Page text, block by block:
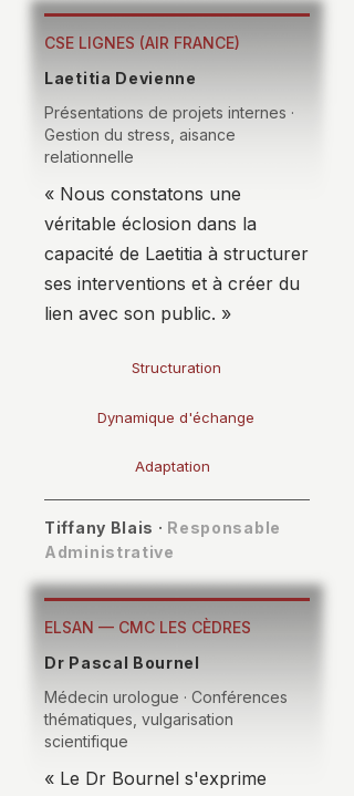
CSE LIGNES (AIR FRANCE)
Laetitia Devienne
Présentations de projets internes ·
Gestion du stress, aisance
relationnelle
« Nous constatons une
véritable éclosion dans la
capacité de Laetitia à structurer
ses interventions et à créer du
lien avec son public. »
Structuration
Dynamique d'échange
Adaptation
Tiffany Blais · Responsable
Administrative
ELSAN — CMC LES CÈDRES
Dr Pascal Bournel
Médecin urologue · Conférences
thématiques, vulgarisation
scientifique
« Le Dr Bournel s'exprime